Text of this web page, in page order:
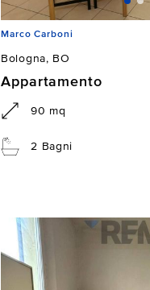
Marco Carboni
Bologna, BO
Appartamento
90 mq
2 Bagni